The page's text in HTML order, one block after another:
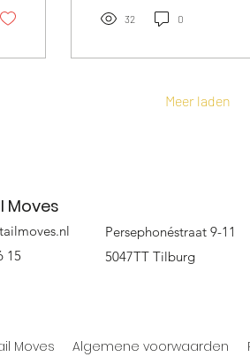
32 0
Meer laden
Moves
15
Persephonéstraat 9-11
5047TT Tilburg
Moves Algemene voorwaarden